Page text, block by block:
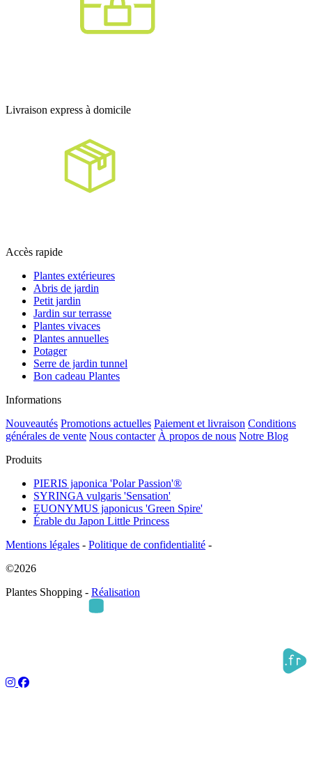
Livraison express à domicile
Accès rapide
Plantes extérieures
Abris de jardin
Petit jardin
Jardin sur terrasse
Plantes vivaces
Plantes annuelles
Potager
Serre de jardin tunnel
Bon cadeau Plantes
Informations
Nouveautés Promotions actuelles Paiement et livraison Conditions
générales de vente Nous contacter À propos de nous Notre Blog
Produits
PIERIS japonica 'Polar Passion'®
SYRINGA vulgaris 'Sensation'
EUONYMUS japonicus 'Green Spire'
Érable du Japon Little Princess
Mentions légales - Politique de confidentialité -
©2026
Plantes Shopping - Réalisation